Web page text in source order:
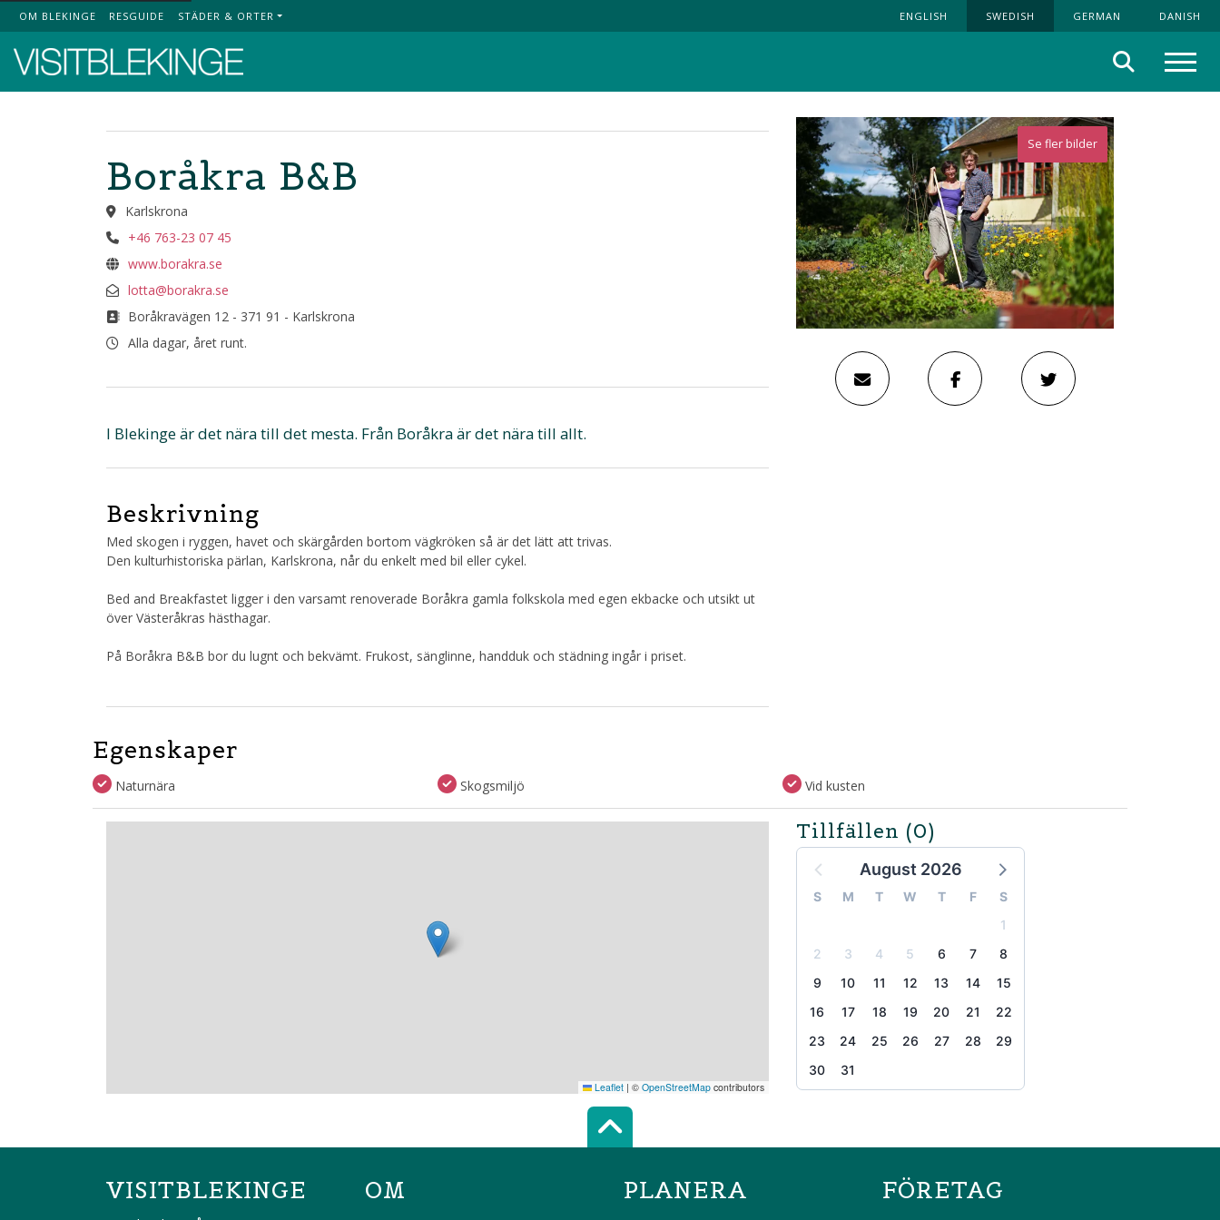
Top Menu
OM BLEKINGE RESGUIDE STÄDER & ORTER ENGLISH SWEDISH GERMAN DANISH
Sök
Se fler bilder
Boråkra B&B
Karlskrona
+46 763-23 07 45
www.borakra.se
lotta@borakra.se
Boråkravägen 12 - 371 91 - Karlskrona
Alla dagar, året runt.
I Blekinge är det nära till det mesta. Från Boråkra är det nära till allt.
Beskrivning
Med skogen i ryggen, havet och skärgården bortom vägkröken så är det lätt att trivas.
Den kulturhistoriska pärlan, Karlskrona, når du enkelt med bil eller cykel.
Bed and Breakfastet ligger i den varsamt renoverade Boråkra gamla folkskola med egen ekbacke och utsikt ut
över Västeråkras hästhagar.
På Boråkra B&B bor du lugnt och bekvämt. Frukost, sänglinne, handduk och städning ingår i priset.
Egenskaper
Naturnära Skogsmiljö Vid kusten
Tillfällen (0)
August 2026
S M T W T F
S
1
2
3 4 5 6 7
8
9
10 11 12 13 14
15
16
17 18 19 20 21
22
23
24 25 26 27 28
29
30
31
Leaflet | © OpenStreetMap contributors
Scroll top of the page
VISITBLEKINGE OM PLANERA FÖRETAG